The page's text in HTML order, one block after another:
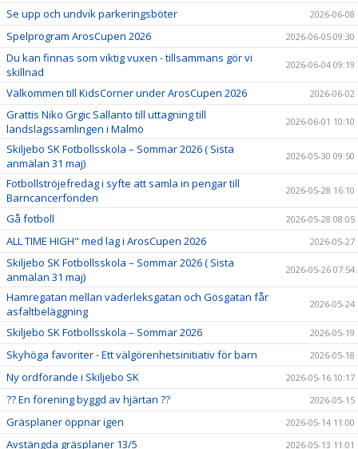
Se upp och undvik parkeringsböter 2026-06-08
Spelprogram ArosCupen 2026 2026-06-05 09:30
Du kan finnas som viktig vuxen - tillsammans gör vi
skillnad
2026-06-04 09:19
Välkommen till KidsCorner under ArosCupen 2026 2026-06-02
Grattis Niko Grgic Sallanto till uttagning till
landslagssamlingen i Malmö
2026-06-01 10:10
Skiljebo SK Fotbollsskola – Sommar 2026 ( Sista
anmälan 31 maj)
2026-05-30 09:50
Fotbollströjefredag i syfte att samla in pengar till
Barncancerfonden
2026-05-28 16:10
Gå fotboll 2026-05-28 08:05
ALL TIME HIGH" med lag i ArosCupen 2026 2026-05-27
Skiljebo SK Fotbollsskola – Sommar 2026 ( Sista
anmälan 31 maj)
2026-05-26 07:54
Hamregatan mellan väderleksgatan och Gösgatan får
asfaltbeläggning
2026-05-24
Skiljebo SK Fotbollsskola – Sommar 2026 2026-05-19
Skyhöga favoriter - Ett välgörenhetsinitiativ för barn 2026-05-18
Ny ordförande i Skiljebo SK 2026-05-16 10:17
?? En förening byggd av hjärtan ?? 2026-05-15
Gräsplaner öppnar igen 2026-05-14 11:00
Avstängda gräsplaner 13/5 2026-05-13 11:01